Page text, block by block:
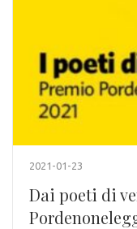
2021-01-23
Dai poeti di